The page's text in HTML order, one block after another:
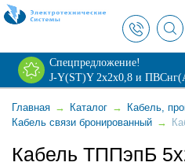
Спецпредложение!
J-Y(ST)Y 2х2х0,8 и
Главная → Каталог → Кабель,
Кабель связи бронированный →
Кабель ТППэпБ